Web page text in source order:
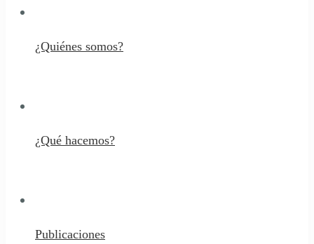
¿Quiénes somos?
¿Qué hacemos?
Publicaciones